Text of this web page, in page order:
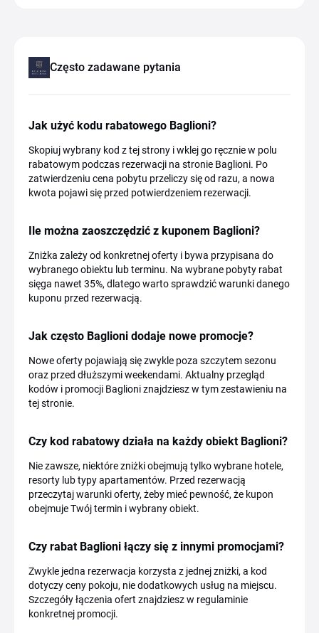
Często zadawane pytania
Jak użyć kodu rabatowego Baglioni?
Skopiuj wybrany kod z tej strony i wklej go ręcznie w polu
rabatowym podczas rezerwacji na stronie Baglioni. Po
zatwierdzeniu cena pobytu przeliczy się od razu, a nowa
kwota pojawi się przed potwierdzeniem rezerwacji.
Ile można zaoszczędzić z kuponem Baglioni?
Zniżka zależy od konkretnej oferty i bywa przypisana do
wybranego obiektu lub terminu. Na wybrane pobyty rabat
sięga nawet 35%, dlatego warto sprawdzić warunki danego
kuponu przed rezerwacją.
Jak często Baglioni dodaje nowe promocje?
Nowe oferty pojawiają się zwykle poza szczytem sezonu
oraz przed dłuższymi weekendami. Aktualny przegląd
kodów i promocji Baglioni znajdziesz w tym zestawieniu na
tej stronie.
Czy kod rabatowy działa na każdy obiekt Baglioni?
Nie zawsze, niektóre zniżki obejmują tylko wybrane hotele,
resorty lub typy apartamentów. Przed rezerwacją
przeczytaj warunki oferty, żeby mieć pewność, że kupon
obejmuje Twój termin i wybrany obiekt.
Czy rabat Baglioni łączy się z innymi promocjami?
Zwykle jedna rezerwacja korzysta z jednej zniżki, a kod
dotyczy ceny pokoju, nie dodatkowych usług na miejscu.
Szczegóły łączenia ofert znajdziesz w regulaminie
konkretnej promocji.